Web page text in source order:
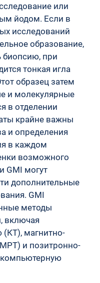
или
йодом. Если в
исследований
образование,
биопсию, при
тонкая игла
образец затем
и молекулярные
в отделении
крайне важны
и определения
в каждом
возможного
GMI могут
дополнительные
GMI
методы
включая
магнитно-
и позитронно-